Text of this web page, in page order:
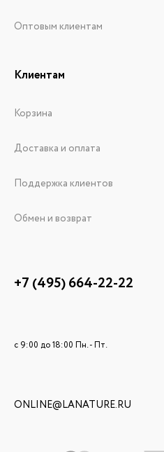
Оптовым клиентам
Клиентам
Корзина
Доставка и оплата
Поддержка клиентов
Обмен и возврат
+7 (495) 664-22-22
c 9:00 до 18:00 Пн. - Пт.
ONLINE@LANATURE.RU